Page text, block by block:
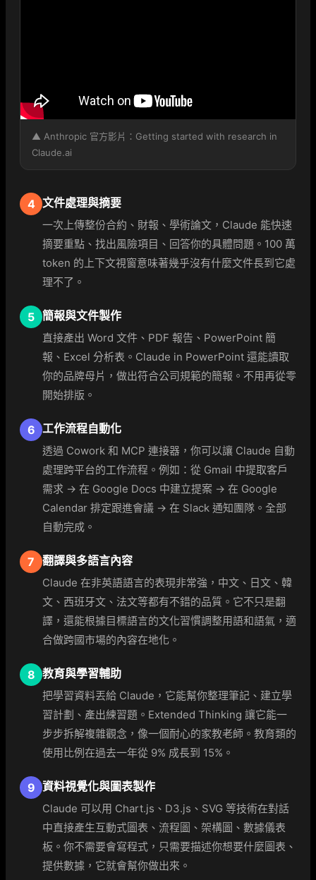
▲ Anthropic 官方影片：Getting started with research in
Claude.ai
4 文件處理與摘要
一次上傳整份合約、財報、學術論文，Claude 能快速
摘要重點、找出風險項目、回答你的具體問題。100 萬
token 的上下文視窗意味著幾乎沒有什麼文件長到它處
理不了。
5 簡報與文件製作
直接產出 Word 文件、PDF 報告、PowerPoint 簡
報、Excel 分析表。Claude in PowerPoint 還能讀取
你的品牌母片，做出符合公司規範的簡報。不用再從零
開始排版。
6 工作流程自動化
透過 Cowork 和 MCP 連接器，你可以讓 Claude 自動
處理跨平台的工作流程。例如：從 Gmail 中提取客戶
需求 → 在 Google Docs 中建立提案 → 在 Google
Calendar 排定跟進會議 → 在 Slack 通知團隊。全部
自動完成。
7 翻譯與多語言內容
Claude 在非英語語言的表現非常強，中文、日文、韓
文、西班牙文、法文等都有不錯的品質。它不只是翻
譯，還能根據目標語言的文化習慣調整用語和語氣，適
合做跨國市場的內容在地化。
8 教育與學習輔助
把學習資料丟給 Claude，它能幫你整理筆記、建立學
習計劃、產出練習題。Extended Thinking 讓它能一
步步拆解複雜觀念，像一個耐心的家教老師。教育類的
使用比例在過去一年從 9% 成長到 15%。
9 資料視覺化與圖表製作
Claude 可以用 Chart.js、D3.js、SVG 等技術在對話
中直接產生互動式圖表、流程圖、架構圖、數據儀表
板。你不需要會寫程式，只需要描述你想要什麼圖表、
提供數據，它就會幫你做出來。